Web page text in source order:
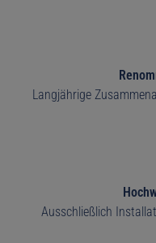
Langjährige
Ausschließlich